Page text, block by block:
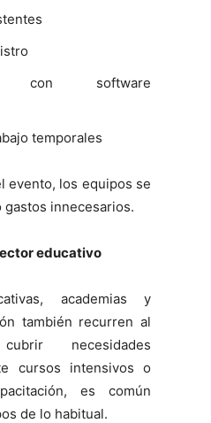
con software
temporales
evento, los equipos se
innecesarios.
educativo
academias y
también recurren al
necesidades
cursos intensivos o
es común
de lo habitual.